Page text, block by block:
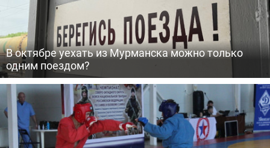
В октябре уехать из Мурманска можно только
одним поездом?